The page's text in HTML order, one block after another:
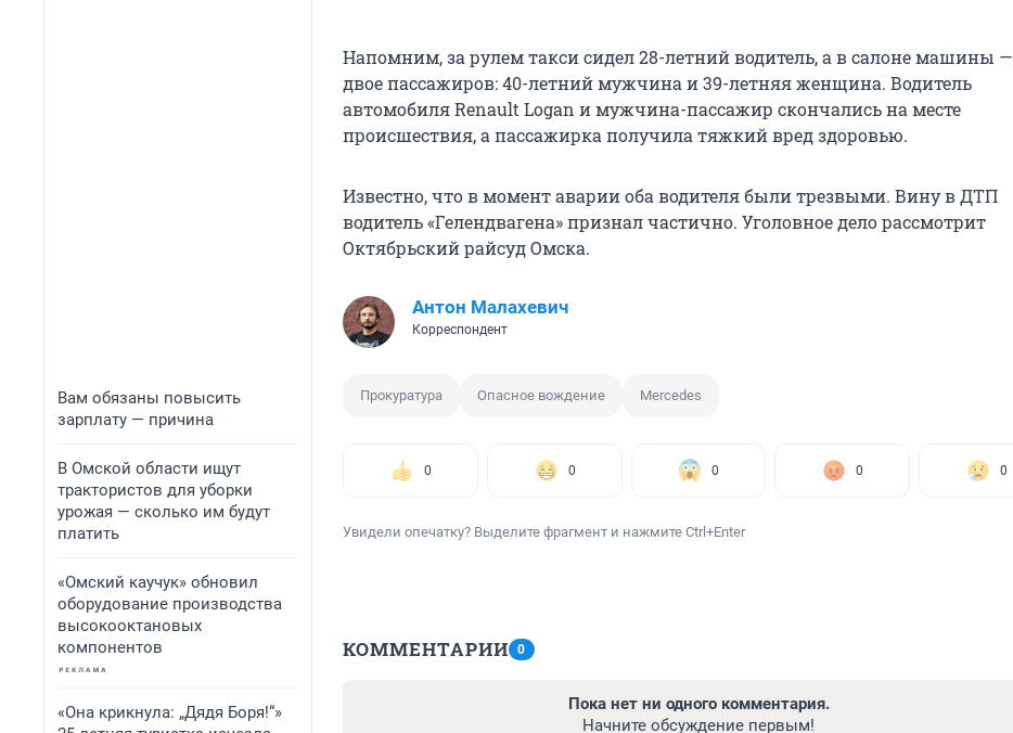
Вам обязаны повысить
зарплату — причина
В Омской области ищут
трактористов для уборки
урожая — сколько им будут
платить
«Омский каучук» обновил
оборудование производства
высокооктановых
компонентов
«Она крикнула: „Дядя Боря!“»
Напомним, за рулем такси сидел 28-летний водитель, а в салоне машины —
двое пассажиров: 40-летний мужчина и 39-летняя женщина. Водитель
автомобиля Renault Logan и мужчина-пассажир скончались на месте
происшествия, а пассажирка получила тяжкий вред здоровью.
Известно, что в момент аварии оба водителя были трезвыми. Вину в ДТП
водитель «Гелендвагена» признал частично. Уголовное дело рассмотрит
Октябрьский райсуд Омска.
Антон Малахевич
Корреспондент
Прокуратура Опасное вождение Mercedes
0 0 0 0 0
Увидели опечатку? Выделите фрагмент и нажмите Ctrl+Enter
КОММЕНТАРИИ 0
Пока нет ни одного комментария.
Начните обсуждение первым!